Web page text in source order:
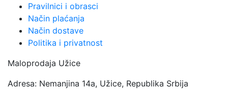
Pravilnici i obrasci
Način plaćanja
Način dostave
Politika i privatnost
Maloprodaja Užice
Adresa: Nemanjina 14a, Užice, Republika Srbija